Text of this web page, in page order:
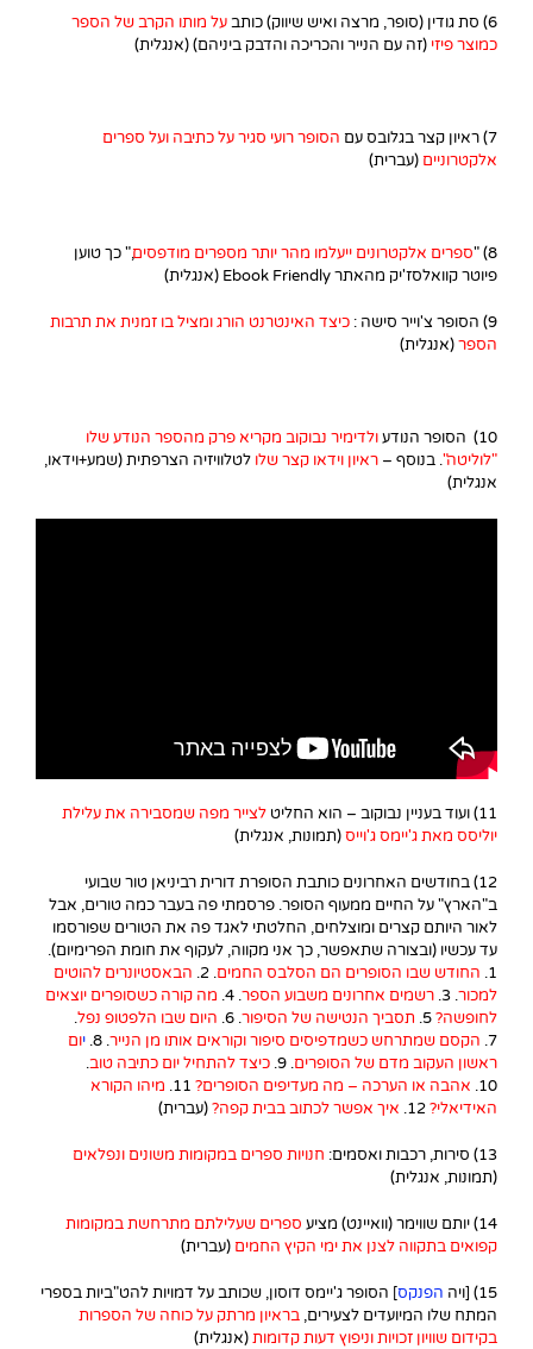
6) סת גודין (סופר, מרצה ואיש שיווק) כותב
על מותו הקרב של הספר
כמוצר פיזי (זה עם הנייר והכריכה והדבק ביניהם) (אנגלית)
7) ראיון קצר בגלובס עם
הסופר רועי סגיר על כתיבה ועל ספרים
אלקטרוניים (עברית)
8) " ספרים אלקטרונים ייעלמו מהר יותר מספרים מודפסים," כך טוען
פיוטר קוואלסז'יק מהאתר Ebook Friendly (אנגלית)
9) הסופר צ'וייר סישה :
כיצד האינטרנט הורג ומציל בו זמנית את תרבות
הספר(אנגלית)
10) הסופר הנודע
ולדימיר נבוקוב מקריא פרק מהספר הנודע שלו
"לוליטה". בנוסף – ראיון וידאו קצר שלו לטלוויזיה הצרפתית (שמע+וידאו,
אנגלית)
11) ועוד בעניין נבוקוב – הוא החליט
לצייר מפה שמסבירה את עלילת
יוליסס מאת ג'יימס ג'וייס(תמונות, אנגלית)
12) בחודשים האחרונים כותבת הסופרת דורית רביניאן טור שבועי
ב"הארץ" על החיים ממעוף הסופר. פרסמתי פה בעבר כמה טורים, אבל
לאור היותם קצרים ומוצלחים, החלטתי לאגד פה את הטורים שפורסמו
עד עכשיו (ובצורה שתאפשר, כך אני מקווה, לעקוף את חומת הפרימיום).
1. החודש שבו הסופרים הם הסלבס החמים. 2.
הבאסטיונרים להוטים
למכור. 3. רשמים אחרונים משבוע הספר. 4.
מה קורה כשסופרים יוצאים
לחופשה? תסביך הנטישה של הסיפור. 6. היום שבו הלפטופ נפל.
7. הקסם שמתרחש כשמדפיסים סיפור וקוראים אותו מן הנייר. 8. יום
ראשון העקוב מדם של הסופרים. 9. כיצד להתחיל יום כתיבה טוב.
10. אהבה או הערכה – מה מעדיפים הסופרים?
מיהו הקורא
האידיאלי?
איך אפשר לכתוב בבית קפה?(עברית)
13) סירות, רכבות ואסמים:
חנויות ספרים במקומות משונים ונפלאים
(תמונות, אנגלית)
14) יותם שווימר (וואיינט) מציע
ספרים שעלילתם מתרחשת במקומות
קפואים בתקווה לצנן את ימי הקיץ החמים (עברית)
15) [ויה הפנקס] הסופר ג'יימס דוסון, שכותב על דמויות להט"ביות בספרי
המתח שלו המיועדים לצעירים, בראיון מרתק על כוחה של הספרות
בקידום שוויון זכויות וניפוץ דעות קדומות(אנגלית)